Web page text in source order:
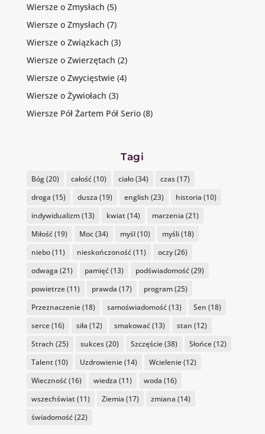
Wiersze o Zmysłach (5)
Wiersze o Zmysłach (7)
Wiersze o Związkach (3)
Wiersze o Zwierzętach (2)
Wiersze o Zwycięstwie(4)
Wiersze o Żywiołach (3)
Wiersze Pół Żartem Pół Serio(8)
Tagi
Bóg(20) całość(10) ciało(34) czas(17)
droga (15) dusza (19) english (23) historia (10)
indywidualizm(13) kwiat(14) marzenia (21)
Miłość(19) Moc(34) myśl(10) myśli(18)
niebo(11) nieskończoność(11) oczy(26)
odwaga (21) pamięć(13) podświadomość(29)
powietrze(11) prawda (17) program(25)
Przeznaczenie(18) samoświadomość(13) Sen (18)
serce(16) siła (12) smakować(13) stan (12)
Strach (25) sukces(20) Szczęście(38) Słońce(12)
Talent(10) Uzdrowienie(14) Wcielenie(12)
Wieczność(16) wiedza (11) woda (16)
wszechświat(11) Ziemia (17) zmiana (14)
świadomość(22)